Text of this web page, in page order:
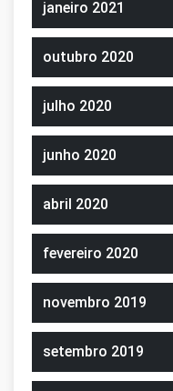
janeiro 2021
outubro 2020
julho 2020
junho 2020
abril 2020
fevereiro 2020
novembro 2019
setembro 2019